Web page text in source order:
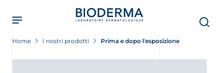
main
content
Home I nostri prodotti Prima e dopo l'esposizione